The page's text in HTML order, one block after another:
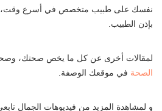
نفسك على طبيب متخصص في أسرع وقت،
بإذن الطبيب.
لمقالات أخرى عن كل ما يخص صحتك،
الصحة في موقعك الوصفة.
و لمشاهدة المزيد من فيديوهات الجمال